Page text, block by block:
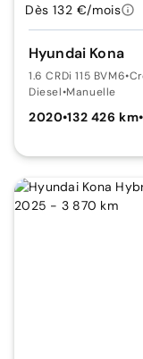
Hyundai Kona
1.6 CRDi 115 BVM6•
Diesel•Manuelle
2020•132 426 km
Dès 132 €/mois